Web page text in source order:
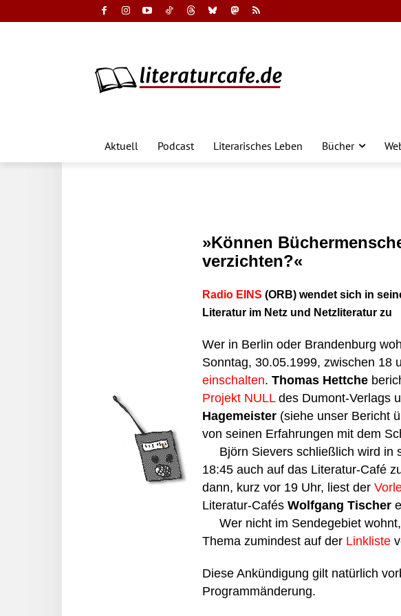
Aktuell Podcast Literarisches Leben Bücher
»Können
verzichten?«
Radio EINS (ORB) wendet sich in
Literatur im Netz und Netzliteratur zu
Wer in Berlin oder Brandenburg
Sonntag, 30.05.1999, zwischen 18
einschalten. Thomas Hettche
Projekt NULLdes Dumont-Verlags
Hagemeister (siehe unser Bericht
von seinen Erfahrungen mit dem
Björn Sievers schließlich wird in
18:45 auch auf das Literatur-Café
dann, kurz vor 19 Uhr, liest der
Literatur-Cafés Wolfgang Tischer
Wer nicht im Sendegebiet
Thema zumindest auf der Linkliste
Diese Ankündigung gilt natürlich
Programmänderung.